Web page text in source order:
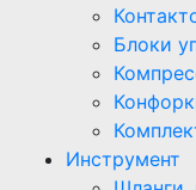
Блоки
Инструмент